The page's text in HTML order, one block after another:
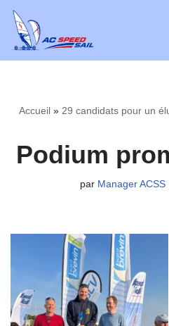
Aller
au
Accueil » 29 candidats pour un
Podium
par Manager ACSS